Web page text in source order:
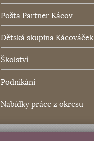
Pošta Partner Kácov
Dětská skupina Kácováček
Školství
Podnikání
Nabídky práce z okresu